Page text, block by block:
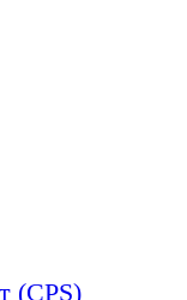
(CPS)